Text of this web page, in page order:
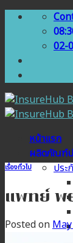
Skip
02-
หน้าแรก
ผลิตภัณฑ์
ประ
เรื่องทั่วไป
แพทย์ พ
Posted on